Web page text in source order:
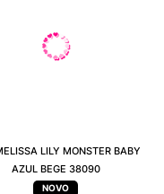
LILY MONSTER BABY
AZUL BEGE 38090